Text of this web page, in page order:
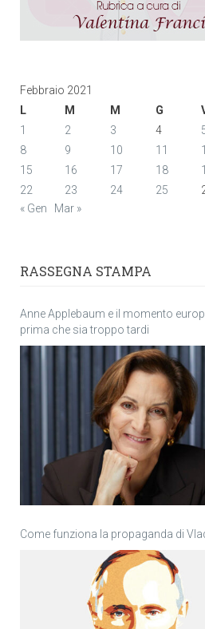
Febbraio 2021
L
M M G
1
2 3 4
8
9 10 11
15
16 17 18
22
23 24 25
« Gen
Mar »
RASSEGNA STAMPA
Anne Applebaum e il momento
prima che sia troppo tardi
Come funziona la propaganda di